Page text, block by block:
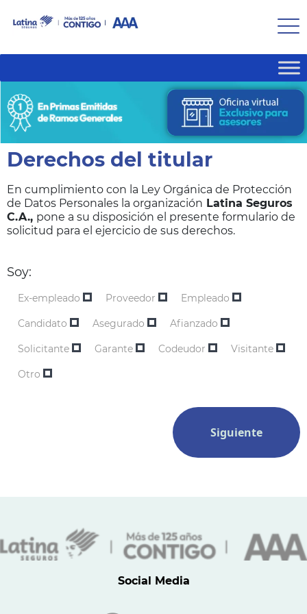
Derechos del titular
En cumplimiento con la Ley Orgánica de Protección
de Datos Personales la organización Latina Seguros
C.A., pone a su disposición el presente formulario de
solicitud para el ejercicio de sus derechos.
Soy:
Ex-empleado Proveedor Empleado
Candidato Asegurado Afianzado
Solicitante Garante Codeudor Visitante
Otro
Siguiente
Social Media